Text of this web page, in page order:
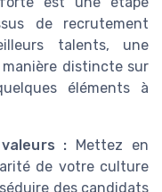
de recrutement
talents, une
distincte sur
éléments à
: Mettez en
de votre culture
des candidats